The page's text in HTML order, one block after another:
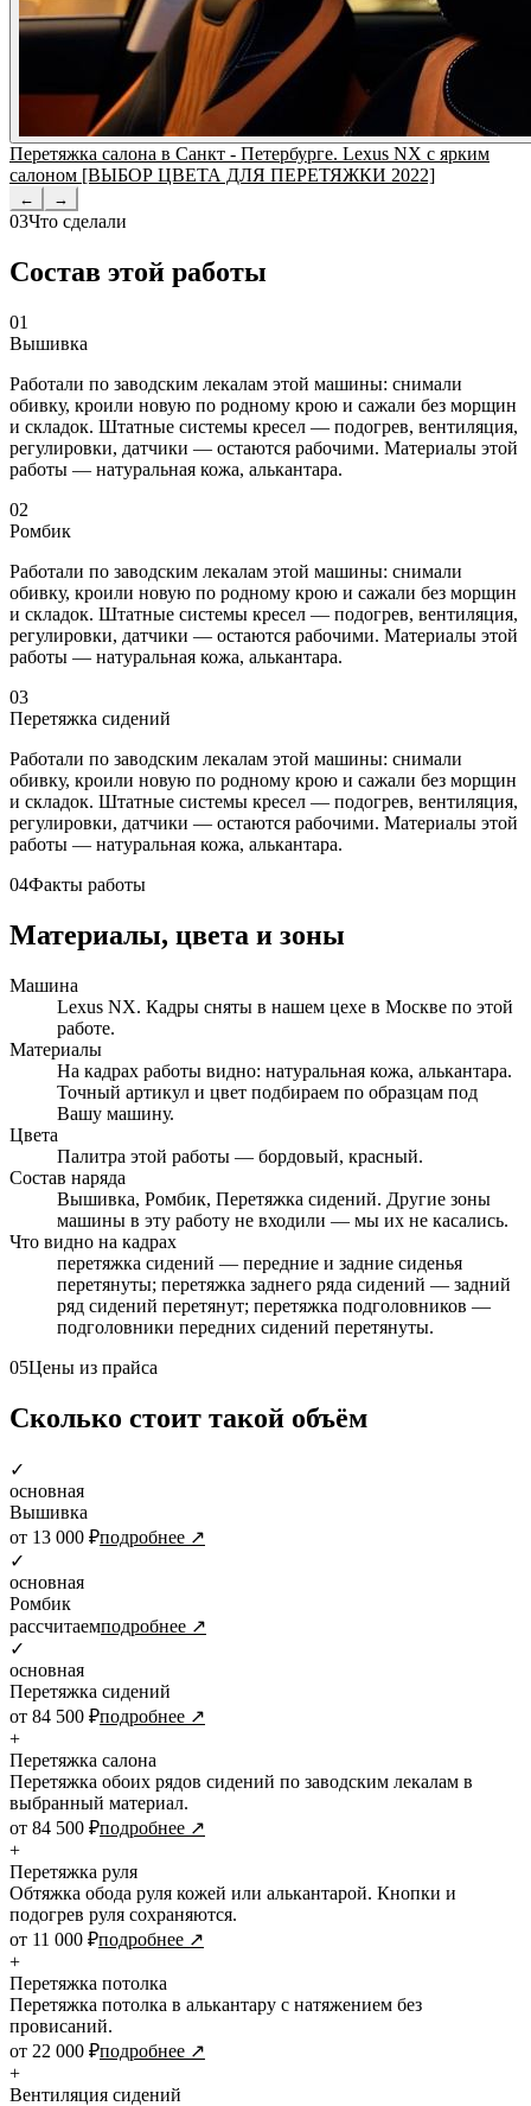
Перетяжка салона в Санкт - Петербурге. Lexus NX с ярким
салоном [ВЫБОР ЦВЕТА ДЛЯ ПЕРЕТЯЖКИ 2022]
← →
03Что сделали
Состав этой работы
01
Вышивка
Работали по заводским лекалам этой машины: снимали
обивку, кроили новую по родному крою и сажали без морщин
и складок. Штатные системы кресел — подогрев, вентиляция,
регулировки, датчики — остаются рабочими. Материалы этой
работы — натуральная кожа, алькантара.
02
Ромбик
Работали по заводским лекалам этой машины: снимали
обивку, кроили новую по родному крою и сажали без морщин
и складок. Штатные системы кресел — подогрев, вентиляция,
регулировки, датчики — остаются рабочими. Материалы этой
работы — натуральная кожа, алькантара.
03
Перетяжка сидений
Работали по заводским лекалам этой машины: снимали
обивку, кроили новую по родному крою и сажали без морщин
и складок. Штатные системы кресел — подогрев, вентиляция,
регулировки, датчики — остаются рабочими. Материалы этой
работы — натуральная кожа, алькантара.
04Факты работы
Материалы, цвета и зоны
Машина
Lexus NX. Кадры сняты в нашем цехе в Москве по этой
работе.
Материалы
На кадрах работы видно: натуральная кожа, алькантара.
Точный артикул и цвет подбираем по образцам под
Вашу машину.
Цвета
Палитра этой работы — бордовый, красный.
Состав наряда
Вышивка, Ромбик, Перетяжка сидений. Другие зоны
машины в эту работу не входили — мы их не касались.
Что видно на кадрах
перетяжка сидений — передние и задние сиденья
перетянуты; перетяжка заднего ряда сидений — задний
ряд сидений перетянут; перетяжка подголовников —
подголовники передних сидений перетянуты.
05Цены из прайса
Сколько стоит такой объём
✓
основная
Вышивка
от 13 000 ₽подробнее ↗
✓
основная
Ромбик
рассчитаемподробнее ↗
✓
основная
Перетяжка сидений
от 84 500 ₽подробнее ↗
+
Перетяжка салона
Перетяжка обоих рядов сидений по заводским лекалам в
выбранный материал.
от 84 500 ₽подробнее ↗
+
Перетяжка руля
Обтяжка обода руля кожей или алькантарой. Кнопки и
подогрев руля сохраняются.
от 11 000 ₽подробнее ↗
+
Перетяжка потолка
Перетяжка потолка в алькантару с натяжением без
провисаний.
от 22 000 ₽подробнее ↗
+
Вентиляция сидений